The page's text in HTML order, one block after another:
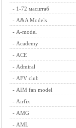
- 1-72 масштаб
- A&A Models
- A-model
- Academy
- ACE
- Admiral
- AFV club
- AIM fan model
- Airfix
- AMG
- AML